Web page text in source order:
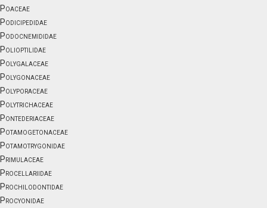
Poaceae
Podicipedidae
Podocnemididae
Polioptilidae
Polygalaceae
Polygonaceae
Polyporaceae
Polytrichaceae
Pontederiaceae
Potamogetonaceae
Potamotrygonidae
Primulaceae
Procellariidae
Prochilodontidae
Procyonidae